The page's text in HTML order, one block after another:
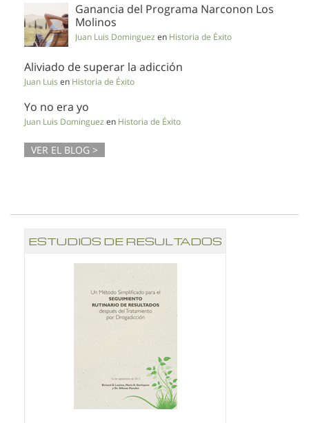
Ganancia del Programa Narconon Los
Molinos
Juan Luis Dominguez en Historia de Éxito
Aliviado de superar la adicción
Juan Luis en Historia de Éxito
Yo no era yo
Juan Luis Dominguez en Historia de Éxito
VER EL BLOG >
ESTUDIOS DE RESULTADOS